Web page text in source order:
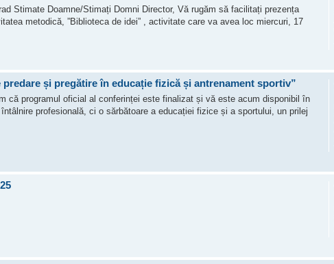
Stimate Doamne/Stimați Domni Director, Vă rugăm să facilitați prezența
metodică, ”Biblioteca de idei” , activitate care va avea loc miercuri, 17
și pregătire în educație fizică și antrenament sportiv”
că programul oficial al conferinței este finalizat și vă este acum disponibil în
profesională, ci o sărbătoare a educației fizice și a sportului, un prilej